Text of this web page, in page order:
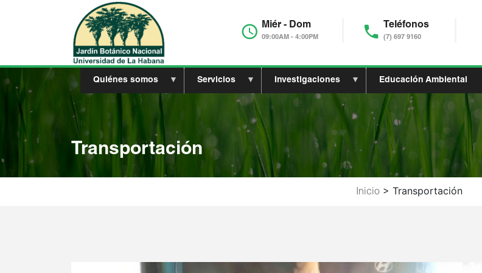
Miér - Dom
09:00AM - 4:00PM
Teléfonos
(7) 697 9160
Quiénes somos Servicios Investigaciones Educación Ambiental
Transportación
Sobrescribir
ayuda
Inicio> Transportación